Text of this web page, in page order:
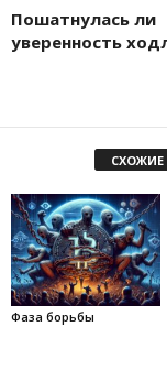
Пошатнулась ли
уверенность
СХОЖИЕ
Фаза борьбы